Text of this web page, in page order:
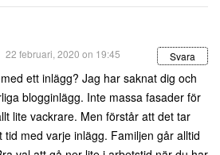
22 februari, 2020 on 19:45 Svara
ett inlägg? Jag har saknat dig och
blogginlägg. Inte massa fasader för
lite vackrare. Men förstår att det tar
tid med varje inlägg. Familjen går alltid